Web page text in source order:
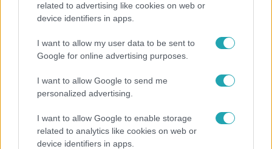
related to advertising like cookies on web or
device identifiers in apps.
I want to allow my user data to be sent to
Google for online advertising purposes.
I want to allow Google to send me
personalized advertising.
I want to allow Google to enable storage
related to analytics like cookies on web or
device identifiers in apps.
Majkát a SIC Feszten